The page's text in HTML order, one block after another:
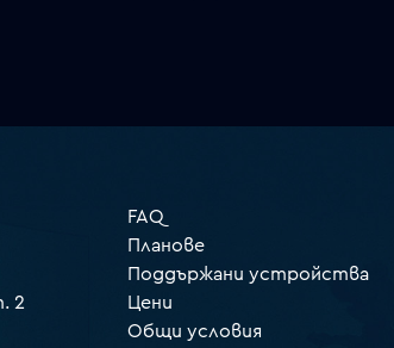
2
FAQ
Планове
Поддържани устройства
Цени
Общи условия